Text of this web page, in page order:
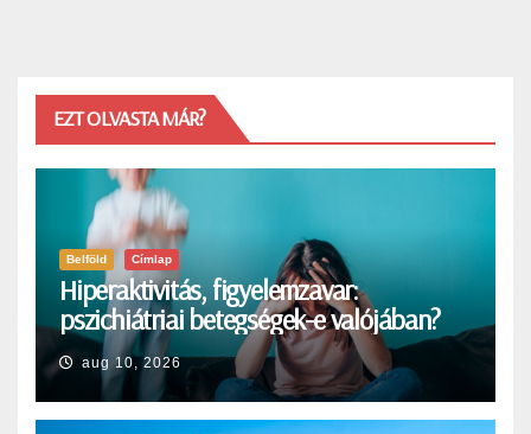
EZT OLVASTA MÁR?
Belföld Címlap
Hiperaktivitás, figyelemzavar:
pszichiátriai betegségek-e valójában?
aug 10, 2026